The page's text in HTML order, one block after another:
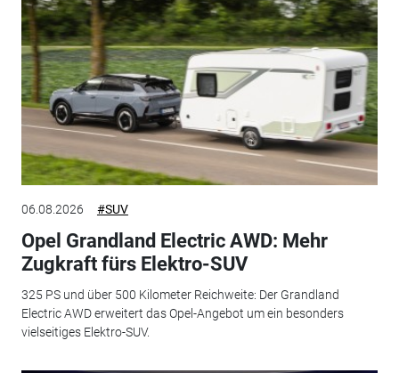
06.08.2026 #SUV
Opel Grandland Electric AWD: Mehr
Zugkraft fürs Elektro-SUV
325 PS und über 500 Kilometer Reichweite: Der Grandland
Electric AWD erweitert das Opel-Angebot um ein besonders
vielseitiges Elektro-SUV.